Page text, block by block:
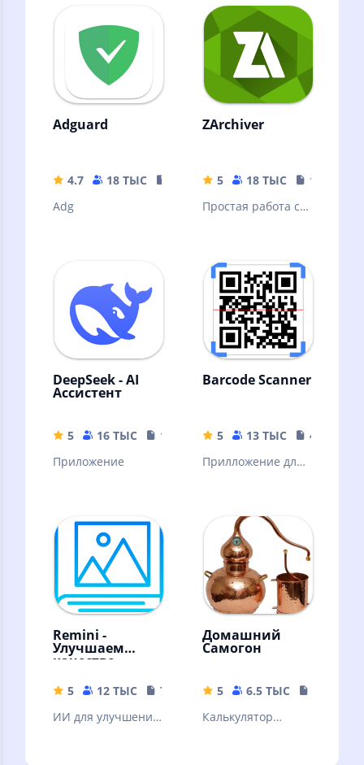
Adguard
4.7 18 ТЫС
35.63 MB
Adg
ZArchiver
5 18 ТЫС
10.32 MB
Простая работа с
DeepSeek - AI
Ассистент
5 16 ТЫС
16.44 MB
Приложение
Barcode Scanner
5 13 ТЫС
4.04 MB
Прилложение для
Remini -
Улучшаем
качество
5 12 ТЫС
79.19 MB
ИИ для улучшения
Домашний
Самогон
5 6.5 ТЫС
Калькулятор